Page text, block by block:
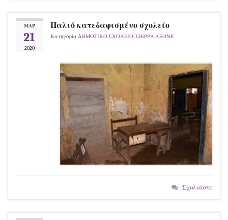
ΜΑΡ
21
2020
Παλιό κατεδαφισμένο σχολείο
Κατηγορία ΔΗΜΟΤΙΚΟ ΣΧΟΛΕΙΟ,ΣΙΕΡΡΑ ΛΕΟΝΕ
Σχολιάστε